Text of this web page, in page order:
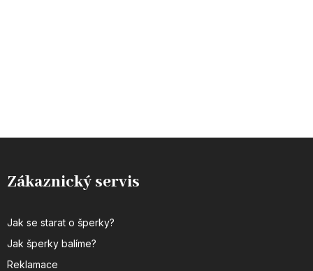
Zákaznický servis
Jak se starat o šperky?
Jak šperky balíme?
Reklamace